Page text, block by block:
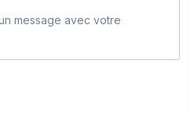
message avec votre